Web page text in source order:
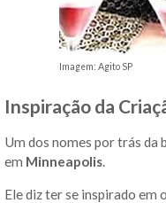
Imagem: Agito SP
Inspiração da
Um dos nomes por trás da
em Minneapolis
Ele diz ter se inspirado em